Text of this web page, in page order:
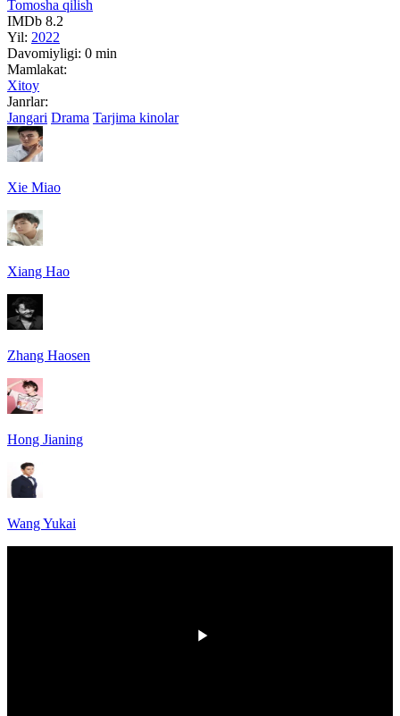
Tomosha qilish
IMDb 8.2
Yil: 2022
Davomiyligi: 0 min
Mamlakat:
Xitoy
Janrlar:
Jangari Drama Tarjima kinolar
Xie Miao
Xiang Hao
Zhang Haosen
Hong Jianing
Wang Yukai